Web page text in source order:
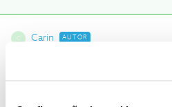
Carin AUTOR
Já está a funcionar, depois de ter